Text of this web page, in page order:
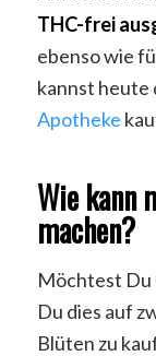
THC-frei
ebenso wie
kannst heute
Apotheke
Wie kann
machen?
Möchtest Du
Du dies auf
Blüten zu